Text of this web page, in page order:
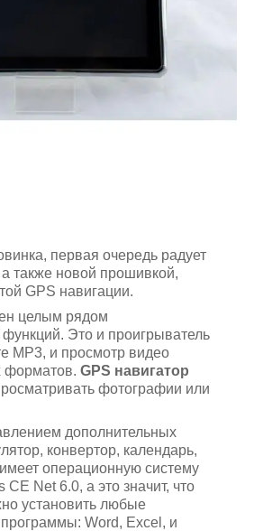
первая очередь радует
также новой прошивкой,
GPS навигации.
целым рядом
Это и проигрыватель
MP3, и просмотр видео
форматов. GPS навигатор
фотографии или
дополнительных
конвертор, календарь,
операционную систему
CE Net 6.0, а это значит, что
установить любые
Word, Excel, и